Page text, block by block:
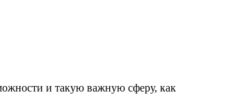
и такую важную сферу, как